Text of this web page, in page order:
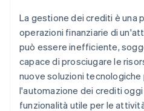
La gestione dei crediti è una
operazioni finanziarie di
può essere inefficiente,
capace di prosciugare le
nuove soluzioni
l'automazione dei crediti
funzionalità utile per le